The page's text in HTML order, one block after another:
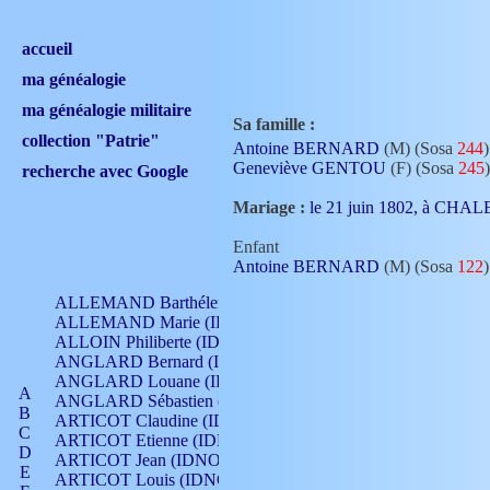
accueil
ma généalogie
ma généalogie militaire
collection "Patrie"
recherche avec Google
A
B
C
D
E
ALLEMAND Barthélemy (IDNO 330)
ALLEMAND Marie (IDNO 165)
ALLOIN Philiberte (IDNO 449)
ANGLARD Bernard (IDNO 4)
ANGLARD Louane (IDNO 4)
ANGLARD Sébastien (IDNO 4)
ARTICOT Claudine (IDNO 105)
ARTICOT Etienne (IDNO 420)
ARTICOT Jean (IDNO 210)
ARTICOT Louis (IDNO 420)
Sa famille :
Antoine BERNARD (M) (Sosa 244)
Geneviève GENTOU (F) (Sosa 245)
Mariage : le 21 juin 1802, à
Enfant
Antoine BERNARD (M) (Sosa 122)